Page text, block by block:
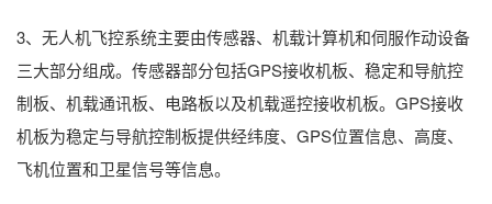
3、无人机飞控系统主要由传感器、机载计算机和伺服作动设备
三大部分组成。传感器部分包括GPS接收机板、稳定和导航控
制板、机载通讯板、电路板以及机载遥控接收机板。GPS接收
机板为稳定与导航控制板提供经纬度、GPS位置信息、高度、
飞机位置和卫星信号等信息。